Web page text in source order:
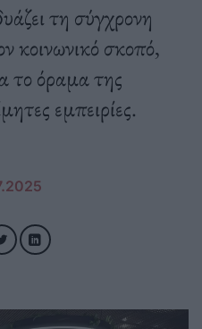
τη σύγχρονη
κοινωνικό σκοπό,
το όραμα της
εμπειρίες.